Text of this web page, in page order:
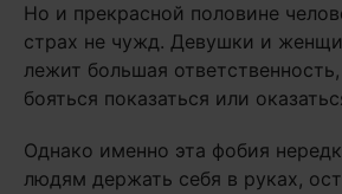
Но и прекрасной половине
страх не чужд. Девушки и
лежит большая
бояться показаться или
Однако именно эта фобия
людям держать себя в руках,